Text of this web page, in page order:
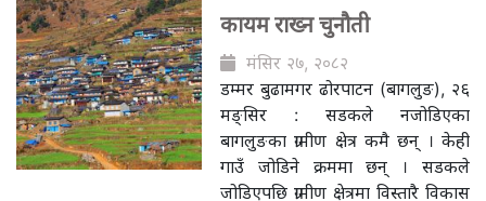
कायम राख्न चुनौती
मंसिर २७, २०८२
डम्मर बुढामगर ढोरपाटन (बागलुङ), २६
मङ्सिर : सडकले नजोडिएका
बागलुङका ग्रामीण क्षेत्र कमै छन् । केही
गाउँ जोडिने क्रममा छन् । सडकले
जोडिएपछि ग्रामीण क्षेत्रमा विस्तारै विकास